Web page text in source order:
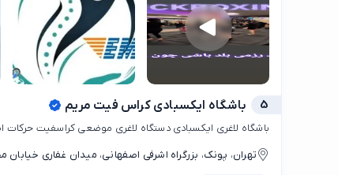
5 باشگاه ایکسبادی کراس فیت مریم
باشگاه لاغری ایکسبادی دستگاه لاغری موضعی کراسفیت حرکات
تهران، پونک، بزرگراه اشرفی اصفهانی، میدان غفاری